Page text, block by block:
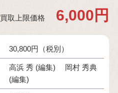
買取上限価格 6,000円
30,800円（税別）
高浜 秀 (編集) 岡村 秀典
(編集)